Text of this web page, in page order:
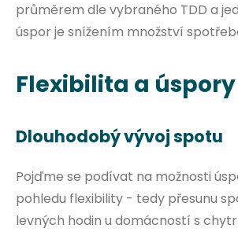
průměrem dle vybraného TDD a
úspor je snížením množství
Flexibilita a úspory
Dlouhodobý vývoj spotu
Pojďme se podívat na možnosti
pohledu flexibility - tedy přesunu
levných hodin u domácností s